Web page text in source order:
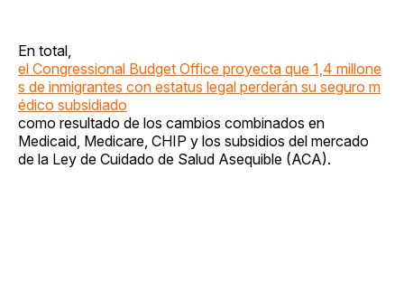
En total,
el Congressional Budget Office proyecta que 1,4 millone
s de inmigrantes con estatus legal perderán su seguro m
édico subsidiado
como resultado de los cambios combinados en
Medicaid, Medicare, CHIP y los subsidios del mercado
de la Ley de Cuidado de Salud Asequible (ACA).